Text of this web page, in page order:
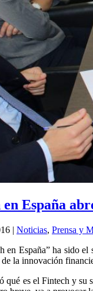
España
| Noticias, Prensa y
en España” ha sido
la innovación
qué es el Fintech y su